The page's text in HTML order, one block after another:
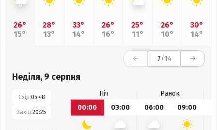
26°
15°
28°
13°
33°
14°
26°
16°
25°
11°
26°
10°
30°
14°
7/14
Неділя, 9 серпня
Схід:05:48
Захід:20:25
Ніч
Ранок
00:00
03:00 06:00 09:00